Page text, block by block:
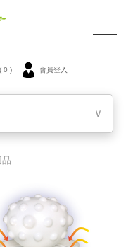
( 0 ) 會員登入
∨